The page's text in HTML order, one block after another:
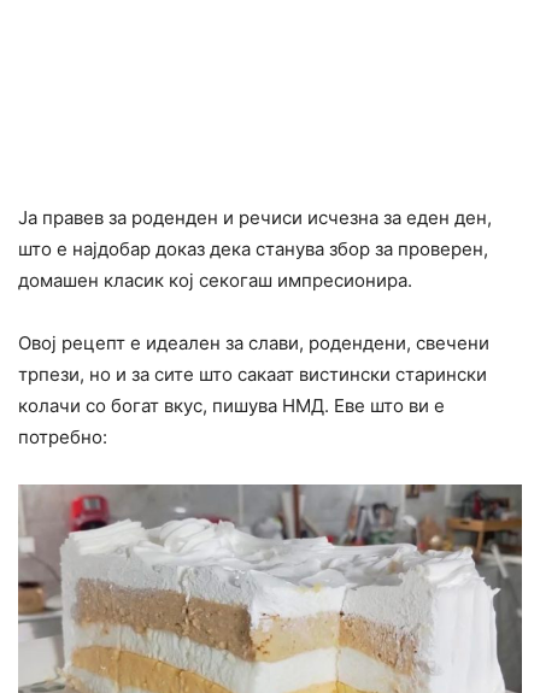
Ја правев за роденден и речиси исчезна за еден ден,
што е најдобар доказ дека станува збор за проверен,
домашен класик кој секогаш импресионира.
Овој рецепт е идеален за слави, родендени, свечени
трпези, но и за сите што сакаат вистински старински
колачи со богат вкус, пишува НМД. Еве што ви е
потребно: